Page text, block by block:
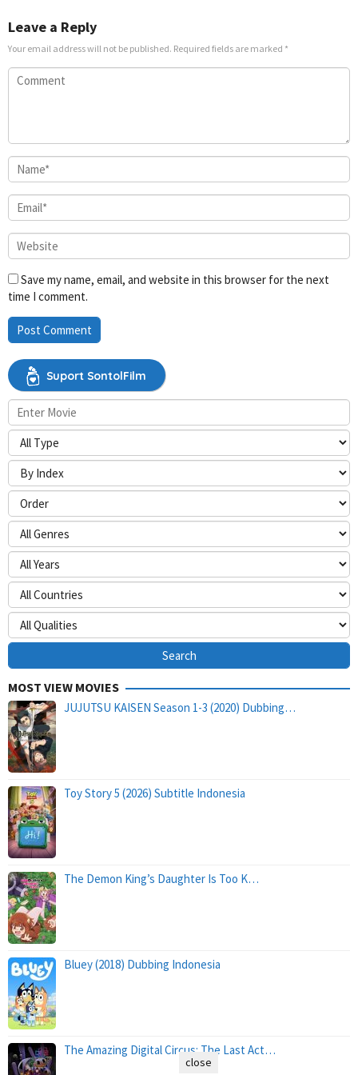
Leave a Reply
Your email address will not be published. Required fields are marked *
Save my name, email, and website in this browser for the next
time I comment.
Suport SontolFilm
MOST VIEW MOVIES
JUJUTSU KAISEN Season 1-3 (2020) Dubbing…
Toy Story 5 (2026) Subtitle Indonesia
The Demon King’s Daughter Is Too K…
Bluey (2018) Dubbing Indonesia
The Amazing Digital Circus: The Last Act…
close